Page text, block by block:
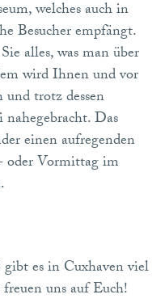
welches auch in
Besucher empfängt.
alles, was man über
wird Ihnen und vor
trotz dessen
nahegebracht. Das
einen aufregenden
oder Vormittag im
es in Cuxhaven viel
uns auf Euch!